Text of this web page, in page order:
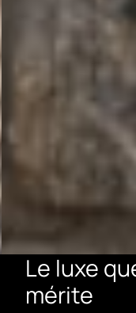
Le luxe
mérite